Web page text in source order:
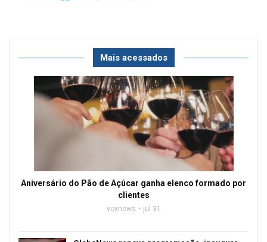
Mais acessados
Aniversário do Pão de Açúcar ganha elenco formado por
clientes
voxnews jul 31